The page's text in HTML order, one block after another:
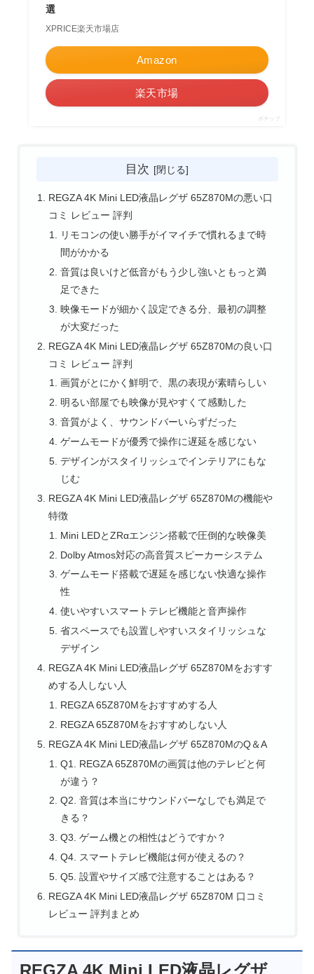
選
XPRICE楽天市場店
Amazon
楽天市場
ポチップ
目次
REGZA 4K Mini LED液晶レグザ 65Z870Mの悪い口
コミ レビュー 評判
リモコンの使い勝手がイマイチで慣れるまで時
間がかかる
音質は良いけど低音がもう少し強いともっと満
足できた
映像モードが細かく設定できる分、最初の調整
が大変だった
REGZA 4K Mini LED液晶レグザ 65Z870Mの良い口
コミ レビュー 評判
画質がとにかく鮮明で、黒の表現が素晴らしい
明るい部屋でも映像が見やすくて感動した
音質がよく、サウンドバーいらずだった
ゲームモードが優秀で操作に遅延を感じない
デザインがスタイリッシュでインテリアにもな
じむ
REGZA 4K Mini LED液晶レグザ 65Z870Mの機能や
特徴
Mini LEDとZRαエンジン搭載で圧倒的な映像美
Dolby Atmos対応の高音質スピーカーシステム
ゲームモード搭載で遅延を感じない快適な操作
性
使いやすいスマートテレビ機能と音声操作
省スペースでも設置しやすいスタイリッシュな
デザイン
REGZA 4K Mini LED液晶レグザ 65Z870Mをおすす
めする人しない人
REGZA 65Z870Mをおすすめする人
REGZA 65Z870Mをおすすめしない人
REGZA 4K Mini LED液晶レグザ 65Z870MのQ＆A
Q1. REGZA 65Z870Mの画質は他のテレビと何
が違う？
Q2. 音質は本当にサウンドバーなしでも満足で
きる？
Q3. ゲーム機との相性はどうですか？
Q4. スマートテレビ機能は何が使えるの？
Q5. 設置やサイズ感で注意することはある？
REGZA 4K Mini LED液晶レグザ 65Z870M 口コミ
レビュー 評判まとめ
REGZA 4K Mini LED液晶レグザ